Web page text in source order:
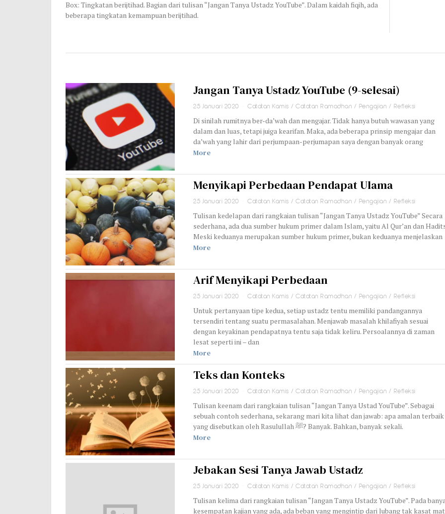
Box: Tingkatan berijtihad. Bagian dari tulisan “Jangan Tanya Ustadz YouTube”. Dalam kaidah fiqih, ada
beberapa tingkatan kemampuan berijtihad.
Jangan Tanya Ustadz YouTube (9-selesai)
25 Januari 2020 Catatan Kamis / Catatan Ramadhan / Pengajian / Refleksi
Di sinilah rumitnya ber-da’wah dan mengajar. Tidak hanya butuh wawasan yang
dalam dan luas, tetapi juiga kearifan. Maka, ada beberapa prinsip mengajar dan
da’wah yang lahir dari perjumpaan-perjumapan saya dengan banyak orang
More
Menyikapi Perbedaan Pendapat Ulama
25 Januari 2020 Catatan Kamis / Catatan Ramadhan / Pengajian / Refleksi
Tulisan kedelapan dari rangkaian tulisan “Jangan Tanya Ustadz YouTube” Secara
sederhana, ada dua sumber hukum primer dalam Islam, yaitu Al Qur’an dan
Meski keduanya merupakan sumber hukum primer, bukan keduanya menjelaskan
More
Arif Menyikapi Perbedaan
25 Januari 2020 Catatan Kamis / Catatan Ramadhan / Pengajian / Refleksi
Untuk pertanyaan tipe kedua, setiap ustadz tentu memiliki pandangannya
tersendiri tentang suatu permasalahan. Menjawab masalah khilafiyah sesuai
dengan keyakinan pendapatnya tentu saja tidak keliru. Persoalannya di zaman
lesat seperti ini – dan
More
Teks dan Konteks
25 Januari 2020 Catatan Kamis / Catatan Ramadhan / Pengajian / Refleksi
Tulisan keenam dari rangkaian tulisan “Jangan Tanya Ustad YouTube”. Sebagai
sebuah contoh sederhana, sekarang mari kita lihat dan jawab: apa amalan terbaik
yang disebutkan oleh Rasulullah ﷺ? Banyak. Bahkan, banyak sekali.
More
Jebakan Sesi Tanya Jawab Ustadz
25 Januari 2020 Catatan Kamis / Catatan Ramadhan / Pengajian / Refleksi
Tulisan kelima dari rangkaian tulisan “Jangan Tanya Ustadz YouTube”. Pada
kesempatan kajian yang ada, ada beban yang mengintip dari lubang tak kasat